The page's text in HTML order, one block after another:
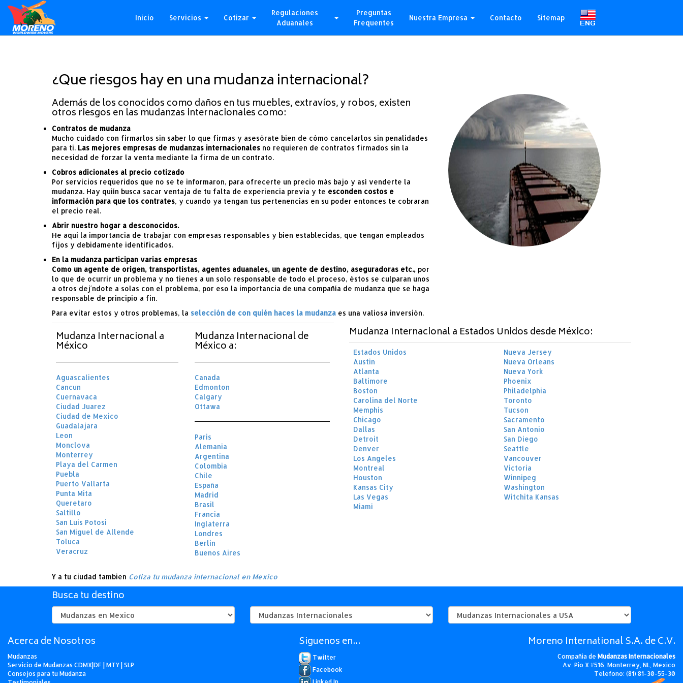
Inicio Servicios Cotizar
Regulaciones
Aduanales
Preguntas
Frequentes
Nuestra Empresa Contacto Sitemap
¿Que riesgos hay en una mudanza internacional?
Además de los conocidos como daños en tus muebles, extravíos, y robos, existen
otros riesgos en las mudanzas internacionales como:
Contratos de mudanza
Mucho cuidado con firmarlos sin saber lo que firmas y asesórate bien de cómo cancelarlos sin penalidades
para ti. Las mejores empresas de mudanzas internacionales no requieren de contratos firmados sin la
necesidad de forzar la venta mediante la firma de un contrato.
Cobros adicionales al precio cotizado
Por servicios requeridos que no se te informaron, para ofrecerte un precio más bajo y así venderte la
mudanza. Hay quiín busca sacar ventaja de tu falta de experiencia previa y te esconden costos e
información para que los contrates, y cuando ya tengan tus pertenencias en su poder entonces te cobraran
el precio real.
Abrir nuestro hogar a desconocidos.
He aquí la importancia de trabajar con empresas responsables y bien establecidas, que tengan empleados
fijos y debidamente identificados.
En la mudanza participan varias empresas
Como un agente de origen, transportistas, agentes aduanales, un agente de destino, aseguradoras etc., por
lo que de ocurrir un problema y no tienes a un solo responsable de todo el proceso, éstos se culparan unos
a otros dej´ndote a solas con el problema, por eso la importancia de una compañía de mudanza que se haga
responsable de principio a fin.
Para evitar estos y otros problemas, la selección de con quién haces la mudanza es una valiosa inversión.
Mudanza Internacional a
México
Aguascalientes
Cancun
Cuernavaca
Ciudad Juarez
Ciudad de Mexico
Guadalajara
Leon
Monclova
Monterrey
Playa del Carmen
Puebla
Puerto Vallarta
Punta Mita
Queretaro
Saltillo
San Luis Potosi
San Miguel de Allende
Toluca
Veracruz
Mudanza Internacional de
México a:
Canada
Edmonton
Calgary
Ottawa
Paris
Alemania
Argentina
Colombia
Chile
España
Madrid
Brasil
Francia
Inglaterra
Londres
Berlin
Buenos Aires
Mudanza Internacional a Estados Unidos desde México:
Estados Unidos
Austin
Atlanta
Baltimore
Boston
Carolina del Norte
Memphis
Chicago
Dallas
Detroit
Denver
Los Angeles
Montreal
Houston
Kansas City
Las Vegas
Miami
Nueva Jersey
Nueva Orleans
Nueva York
Phoenix
Philadelphia
Toronto
Tucson
Sacramento
San Antonio
San Diego
Seattle
Vancouver
Victoria
Winnipeg
Washington
Witchita Kansas
Y a tu ciudad tambien Cotiza tu mudanza internacional en Mexico
Busca tu destino
Acerca de Nosotros
Mudanzas
Servicio de Mudanzas CDMX|DF | MTY | SLP
Consejos para tu Mudanza
Siguenos en...
Twitter
Facebook
Moreno International S.A. de C.V.
Compañia de Mudanzas Internacionales
Av. Pio X #516, Monterrey, NL, Mexico
Telefono: (81) 81-30-55-30